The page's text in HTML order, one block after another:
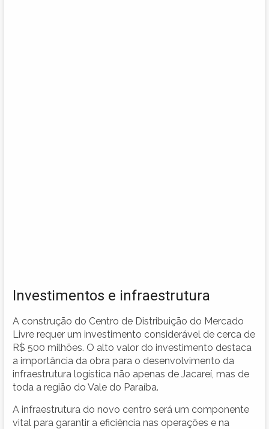
Investimentos e infraestrutura
A construção do Centro de Distribuição do Mercado
Livre requer um investimento considerável de cerca de
R$ 500 milhões. O alto valor do investimento destaca
a importância da obra para o desenvolvimento da
infraestrutura logística não apenas de Jacareí, mas de
toda a região do Vale do Paraíba.
A infraestrutura do novo centro será um componente
vital para garantir a eficiência nas operações e na